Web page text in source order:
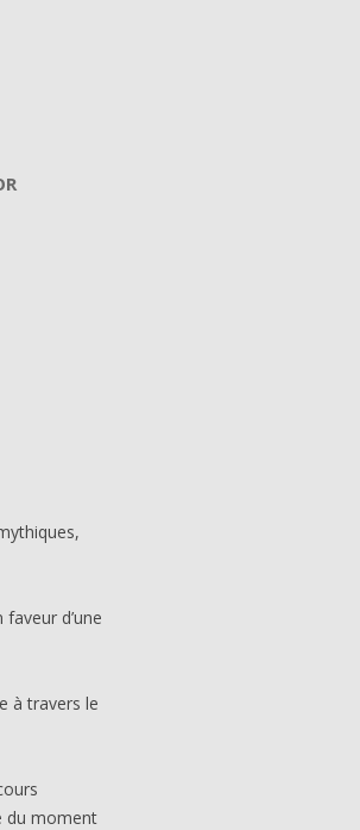
d’une
à travers le
du moment